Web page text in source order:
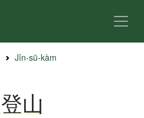
Jîn-sū-kàm
山